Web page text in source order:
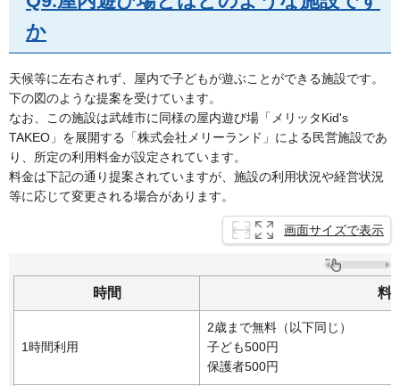
か
天候等に左右されず、屋内で子どもが遊ぶことができる施設です。
下の図のような提案を受けています。
なお、この施設は武雄市に同様の屋内遊び場「メリッタKid's
TAKEO」を展開する「株式会社メリーランド」による民営施設であ
り、所定の利用料金が設定されています。
料金は下記の通り提案されていますが、施設の利用状況や経営状況
等に応じて変更される場合があります。
画面サイズで表示
時間 料
1時間利用
2歳まで無料（以下同じ）
子ども500円
保護者500円